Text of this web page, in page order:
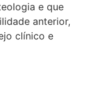
e que
anterior,
clínico e